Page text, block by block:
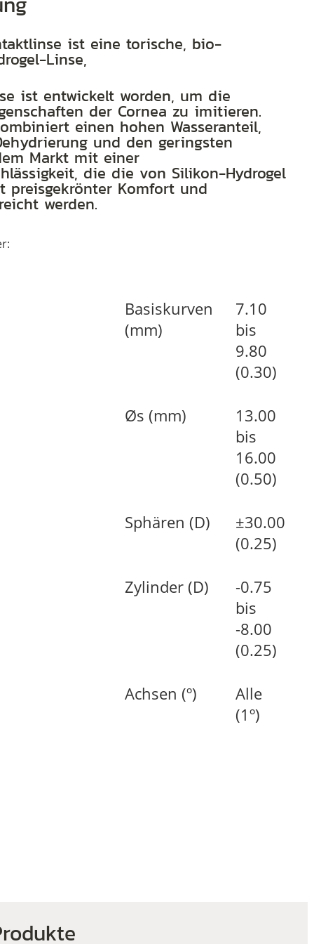
inspirierte
in
der
3er
Box
Menge
ist eine torische, bio-
Linse,
ist entwickelt worden, um die
der Cornea zu imitieren.
einen hohen Wasseranteil,
und den geringsten
Markt mit einer
die die von Silikon-Hydrogel
preisgekrönter Komfort und
werden.
Basiskurven
(mm)
7.10
bis
9.80
(0.30)
Øs (mm)
13.00
bis
16.00
(0.50)
Sphären (D)
±30.00
(0.25)
Zylinder (D)
-0.75
bis
-8.00
(0.25)
Achsen (º)
Alle
(1º)